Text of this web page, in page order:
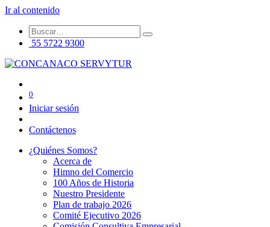
Ir al contenido
55 5722 9300
0
Iniciar sesión
Contáctenos
¿Quiénes Somos?
Acerca de
Himno del Comercio
100 Años de Historia
Nuestro Presidente
Plan de trabajo 2026
Comité Ejecutivo 2026